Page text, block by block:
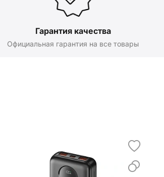
Гарантия качества
Официальная гарантия на все товары